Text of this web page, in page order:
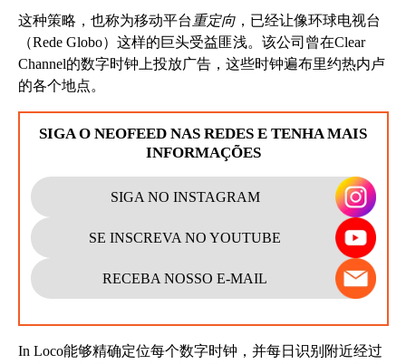
这种策略，也称为移动平台 重定向，已经让像环球电视台
（Rede Globo）这样的巨头受益匪浅。该公司曾在Clear
Channel的数字时钟上投放广告，这些时钟遍布里约热内卢
的各个地点。
SIGA O NEOFEED NAS REDES E TENHA MAIS
INFORMAÇÕES
SIGA NO INSTAGRAM
SE INSCREVA NO YOUTUBE
RECEBA NOSSO E-MAIL
In Loco能够精确定位每个数字时钟，并每日识别附近经过